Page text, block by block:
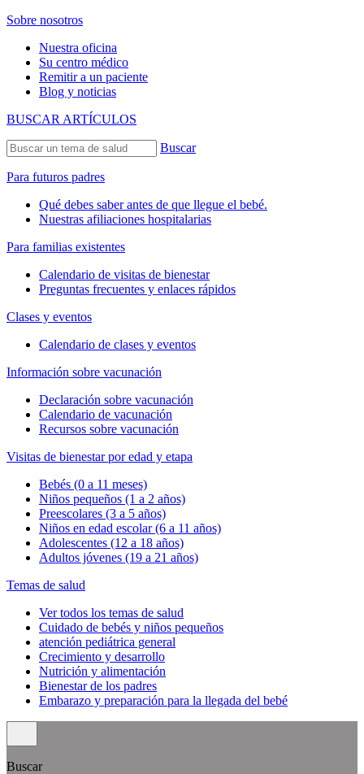
Sobre nosotros
Nuestra oficina
Su centro médico
Remitir a un paciente
Blog y noticias
BUSCAR ARTÍCULOS
Buscar
Para futuros padres
Qué debes saber antes de que llegue el bebé.
Nuestras afiliaciones hospitalarias
Para familias existentes
Calendario de visitas de bienestar
Preguntas frecuentes y enlaces rápidos
Clases y eventos
Calendario de clases y eventos
Información sobre vacunación
Declaración sobre vacunación
Calendario de vacunación
Recursos sobre vacunación
Visitas de bienestar por edad y etapa
Bebés (0 a 11 meses)
Niños pequeños (1 a 2 años)
Preescolares (3 a 5 años)
Niños en edad escolar (6 a 11 años)
Adolescentes (12 a 18 años)
Adultos jóvenes (19 a 21 años)
Temas de salud
Ver todos los temas de salud
Cuidado de bebés y niños pequeños
atención pediátrica general
Crecimiento y desarrollo
Nutrición y alimentación
Bienestar de los padres
Embarazo y preparación para la llegada del bebé
Buscar